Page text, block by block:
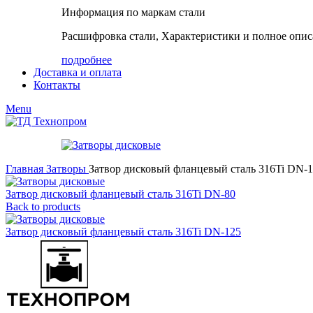
Информация по маркам стали
Расшифровка стали, Характеристики и полное
подробнее
Доставка и оплата
Контакты
Menu
Главная Затворы Затвор дисковый фланцевый сталь 316Ti DN-
Затвор дисковый фланцевый сталь 316Ti DN-80
Back to products
Затвор дисковый фланцевый сталь 316Ti DN-125